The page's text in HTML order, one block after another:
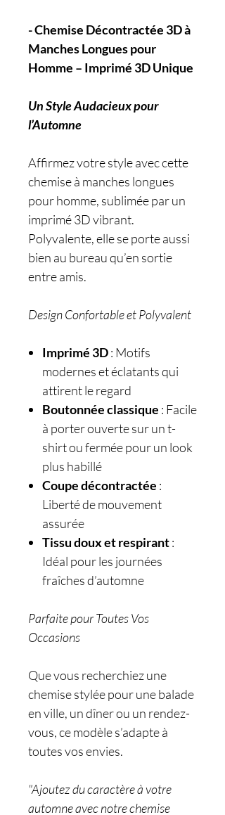
- Chemise Décontractée 3D à
Manches Longues pour
Homme – Imprimé 3D Unique
Un Style Audacieux pour
l’Automne
Affirmez votre style avec cette
chemise à manches longues
pour homme, sublimée par un
imprimé 3D vibrant.
Polyvalente, elle se porte aussi
bien au bureau qu’en sortie
entre amis.
Design Confortable et Polyvalent
Imprimé 3D: Motifs
modernes et éclatants qui
attirent le regard
Boutonnée classique : Facile
à porter ouverte sur un t-
shirt ou fermée pour un look
plus habillé
Coupe décontractée :
Liberté de mouvement
assurée
Tissu doux et respirant:
Idéal pour les journées
fraîches d’automne
Parfaite pour Toutes Vos
Occasions
Que vous recherchiez une
chemise stylée pour une balade
en ville, un dîner ou un rendez-
vous, ce modèle s’adapte à
toutes vos envies.
"Ajoutez du caractère à votre
automne avec notre chemise